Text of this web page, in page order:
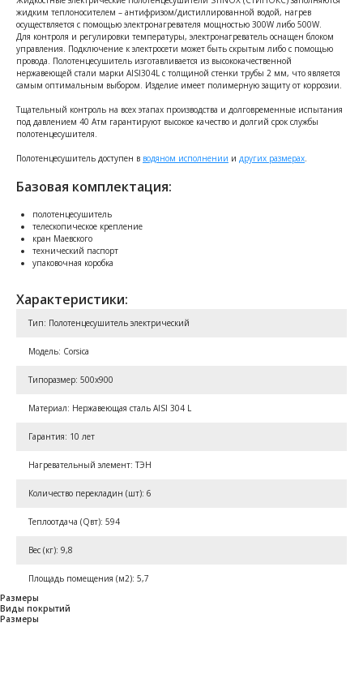
жидким теплоносителем – антифризом/дистиллированной водой, нагрев
осуществляется с помощью электронагревателя мощностью 300W либо 500W.
Для контроля и регулировки температуры, электронагреватель оснащен блоком
управления. Подключение к электросети может быть скрытым либо с помощью
провода. Полотенцесушитель изготавливается из высококачественной
нержавеющей стали марки AISI304L с толщиной стенки трубы 2 мм, что является
самым оптимальным выбором. Изделие имеет полимерную защиту от коррозии.
Тщательный контроль на всех этапах производства и долговременные испытания
под давлением 40 Атм гарантируют высокое качество и долгий срок службы
полотенцесушителя.
Полотенцесушитель доступен в водяном исполнении и других размерах.
Базовая комплектация:
полотенцесушитель
телескопическое крепление
кран Маевского
технический паспорт
упаковочная коробка
Характеристики:
Тип: Полотенцесушитель электрический
Модель: Corsica
Типоразмер: 500x900
Материал: Нержавеющая сталь AISI 304 L
Гарантия: 10 лет
Нагревательный элемент: ТЭН
Количество перекладин (шт): 6
Теплоотдача (Qвт): 594
Вес (кг): 9,8
Площадь помещения (м2): 5,7
Размеры
Виды покрытий
Размеры